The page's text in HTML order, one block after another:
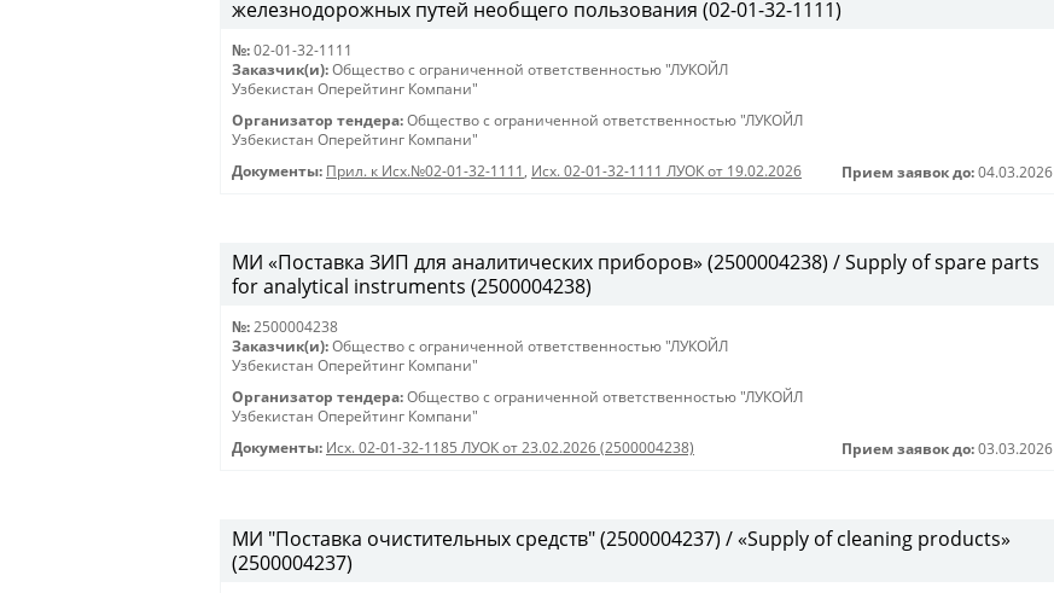
железнодорожных путей необщего пользования (02-01-32-1111)
№: 02-01-32-1111
Заказчик(и): Общество с ограниченной ответственностью "ЛУКОЙЛ
Узбекистан Оперейтинг Компани"
Организатор тендера: Общество с ограниченной ответственностью "ЛУКОЙЛ
Узбекистан Оперейтинг Компани"
Документы: Прил. к Исх.№02-01-32-1111 , Исх. 02-01-32-1111 ЛУОК от 19.02.2026 Прием заявок до: 04.03.2026
МИ «Поставка ЗИП для аналитических приборов» (2500004238) / Supply of spare parts
for analytical instruments (2500004238)
№: 2500004238
Заказчик(и): Общество с ограниченной ответственностью "ЛУКОЙЛ
Узбекистан Оперейтинг Компани"
Организатор тендера: Общество с ограниченной ответственностью "ЛУКОЙЛ
Узбекистан Оперейтинг Компани"
Документы: Исх. 02-01-32-1185 ЛУОК от 23.02.2026 (2500004238) Прием заявок до: 03.03.2026
МИ "Поставка очистительных средств" (2500004237) / «Supply of cleaning products»
(2500004237)